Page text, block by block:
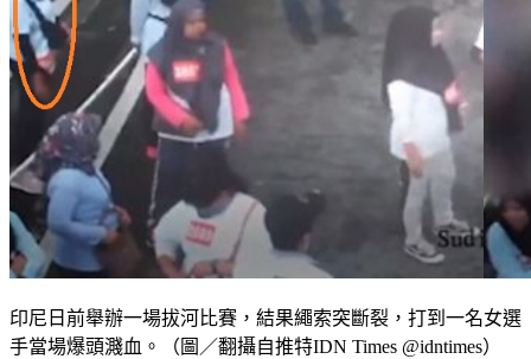
印尼日前舉辦一場拔河比賽，結果繩索突斷裂，打到一名女選
手當場爆頭濺血。（圖／翻攝自推特IDN Times @idntimes）